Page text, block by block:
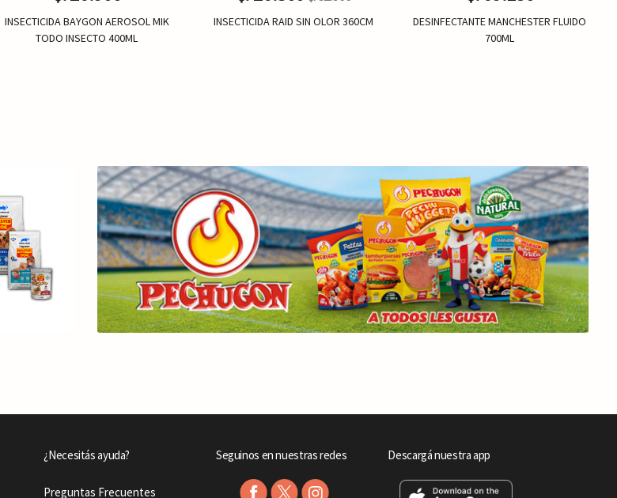
INSECTICIDA BAYGON AEROSOL MIK
TODO INSECTO 400ML
INSECTICIDA RAID SIN OLOR 360CM
DESINFECTANTE MANCHESTER FLUIDO
700ML
¿Necesitás ayuda?
Preguntas Frecuentes
Seguinos en nuestras redes Descargá nuestra app